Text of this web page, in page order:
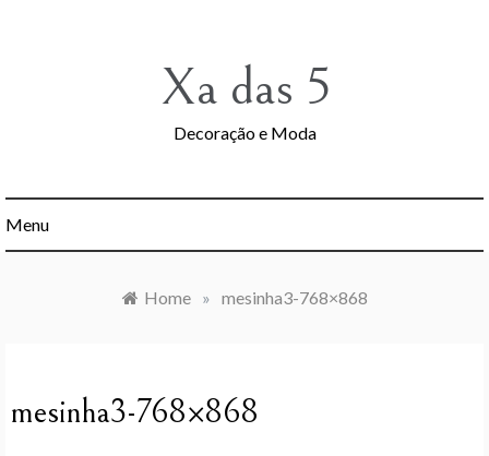
Xa das 5
Decoração e Moda
Menu
Home » mesinha3-768×868
mesinha3-768×868